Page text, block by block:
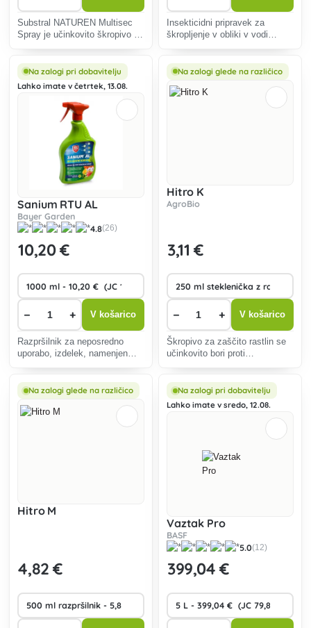
Substral NATUREN Multisec
Spray je učinkovito škropivo za
okrasnih rastlinah. Vsebuje
naravno olje oljne ogrščice.
Insekticidni pripravek za
škropljenje v obliki v vodi
krmne pese in oljne ogrščice
pred sesalnimi in hranilnimi
žuželkami.
Na zalogi pri dobavitelju
Lahko imate v četrtek, 13.08.
Sanium RTU AL
Bayer Garden
4.8(26)
10,20 €
− + V košarico
Razpršilnik za neposredno
uporabo, izdelek, namenjen
Na zalogi glede na različico
Hitro K
AgroBio
3,11 €
− + V košarico
Škropivo za zaščito rastlin se
učinkovito bori proti
enostavno za uporabo in okolju
prijazno.
Na zalogi glede na različico
Hitro M
4,82 €
Na zalogi pri dobavitelju
Lahko imate v sredo, 12.08.
Vaztak Pro
BASF
5.0(12)
399,04 €